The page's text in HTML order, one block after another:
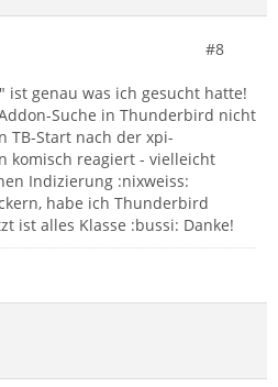
#8
ist genau was ich gesucht hatte!
Suche in Thunderbird nicht
TB-Start nach der xpi-
komisch reagiert - vielleicht
Indizierung :nixweiss:
habe ich Thunderbird
ist alles Klasse :bussi: Danke!